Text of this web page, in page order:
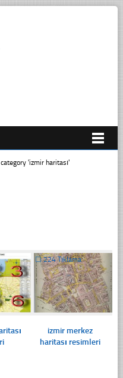
'izmir haritası'
☐224 Tıklama
izmir merkez
haritası resimleri